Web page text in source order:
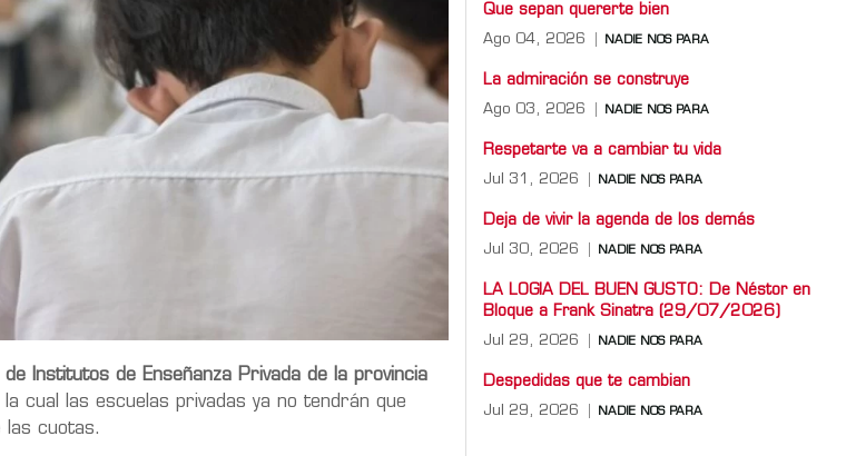
de Institutos de Enseñanza Privada de la provincia
cual las escuelas privadas ya no tendrán que
las cuotas.
Que sepan quererte bien
Ago 04, 2026 NADIE NOS PARA
La admiración se construye
Ago 03, 2026 NADIE NOS PARA
Respetarte va a cambiar tu vida
Jul 31, 2026 NADIE NOS PARA
Deja de vivir la agenda de los demás
Jul 30, 2026 NADIE NOS PARA
LA LOGIA DEL BUEN GUSTO: De Néstor en
Bloque a Frank Sinatra (29/07/2026)
Jul 29, 2026 NADIE NOS PARA
Despedidas que te cambian
Jul 29, 2026 NADIE NOS PARA